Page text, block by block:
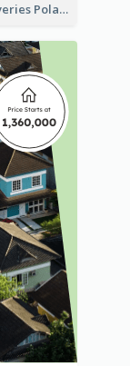
Food Deliveries Polaroid Photos Wide Skyscraper Banner